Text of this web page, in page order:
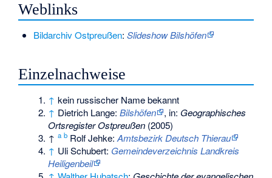
Weblinks
Bildarchiv Ostpreußen: Slideshow Bilshöfen
Einzelnachweise
↑ kein russischer Name bekannt
↑ Dietrich Lange:Bilshöfen , in: Geographisches
Ortsregister Ostpreußen (2005)
↑a b Rolf Jehke:Amtsbezirk Deutsch Thierau
↑ Uli Schubert: Gemeindeverzeichnis Landkreis
Heiligenbeil